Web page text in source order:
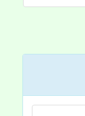
停薪
生育
規
年8